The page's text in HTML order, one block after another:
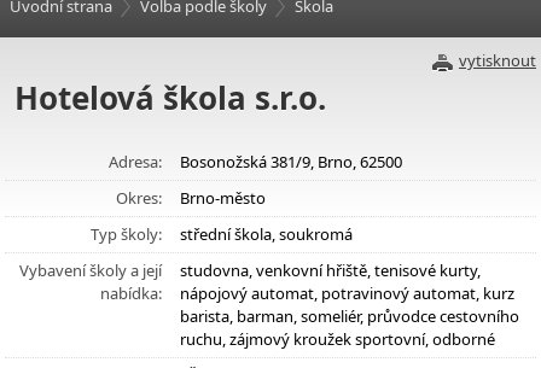
Úvodní strana Volba podle školy Škola
vytisknout
Hotelová škola s.r.o.
Adresa:
Bosonožská 381/9, Brno, 62500
Okres:
Brno-město
Typ školy:
střední škola, soukromá
Vybavení školy a její
nabídka:
studovna, venkovní hřiště, tenisové kurty,
nápojový automat, potravinový automat, kurz
barista, barman, someliér, průvodce cestovního
ruchu, zájmový kroužek sportovní, odborné